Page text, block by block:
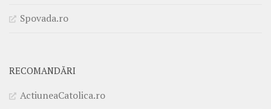
Spovada.ro
RECOMANDĂRI
ActiuneaCatolica.ro